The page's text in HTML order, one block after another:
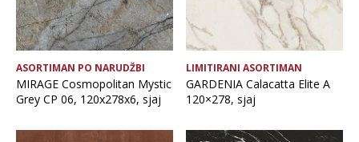
ASORTIMAN PO NARUDŽBI
MIRAGE Cosmopolitan Mystic
Grey CP 06, 120x278x6, sjaj
LIMITIRANI ASORTIMAN
GARDENIA Calacatta Elite A
120×278, sjaj